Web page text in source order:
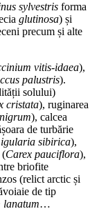
sylvestris forma
glutinosa) și
precum și alte
vitis-idaea),
palustris).
solului)
cristata), ruginarea
), calcea
de turbărie
sibirica),
(Carex pauciflora),
briofite
(relict arctic și
de tip
lanatum…